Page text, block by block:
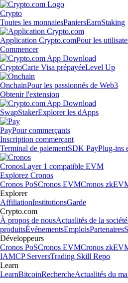
Crypto
Toutes les monnaiesPaniersEarnStaking
Application Crypto.comPour les
Commencer
CryptoCarte Visa prépayéeLevel Up
OnchainPour les passionnés de Web3
Obtenir l'extension
SwapStakerExplorer les dApps
PayPour commerçants
Inscription commerçant
Terminal de paiementSDK PayPlug-ins
CronosLayer 1 compatible EVM
Explorez Cronos
Cronos PoSCronos EVMCronos
Explorer
AffiliationInstitutionsGarde
Crypto.com
À propos de nousActualités de la société
produitsÉvénementsEmploisPartenaires
Développeurs
Cronos PoSCronos EVMCronos
IAMCP ServersTrading Skill Repo
Learn
LearnBitcoinRechercheActualités du